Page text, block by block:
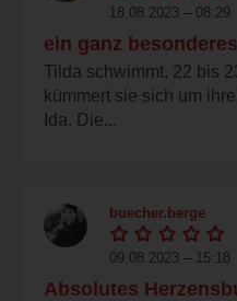
18.08.2023 – 08:29
ein ganz
Tilda schwimmt, 22 bis
kümmert sie sich um
Ida. Die...
buecher.berge
09.08.2023 – 15:18
Absolutes